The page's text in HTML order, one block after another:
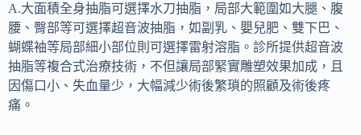
A.大面積全身抽脂可選擇水刀抽脂，局部大範圍如大腿、腹
腰、臀部等可選擇超音波抽脂，如副乳、嬰兒肥、雙下巴、
蝴蝶袖等局部細小部位則可選擇雷射溶脂。診所提供超音波
抽脂等複合式治療技術，不但讓局部緊實雕塑效果加成，且
因傷口小、失血量少，大幅減少術後繁瑣的照顧及術後疼
痛。